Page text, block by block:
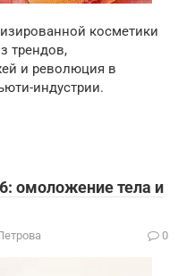
косметики
трендов,
и революция в
индустрии.
омоложение тела и
0